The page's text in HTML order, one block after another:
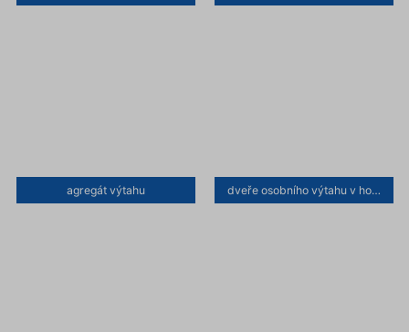
agregát výtahu dveře osobního výtahu v hotelu